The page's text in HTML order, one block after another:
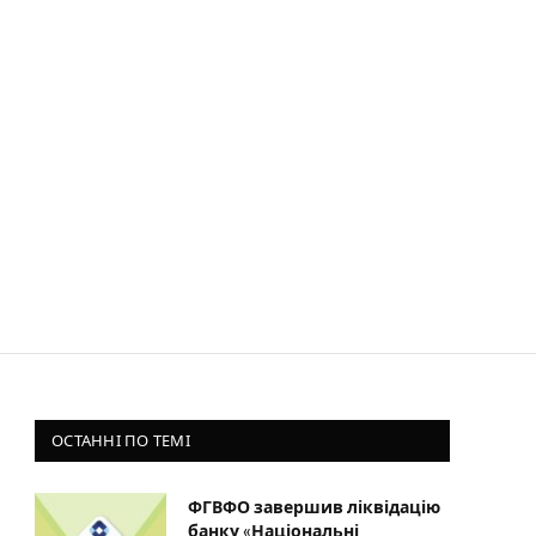
ОСТАННІ ПО ТЕМІ
ФГВФО завершив ліквідацію
банку «Національні